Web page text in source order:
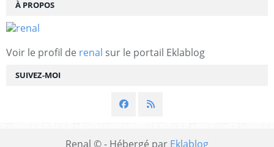
SUIVEZ-MOI
À PROPOS
Voir le profil de renal sur le portail Eklablog
Renal © - Hébergé par Eklablog